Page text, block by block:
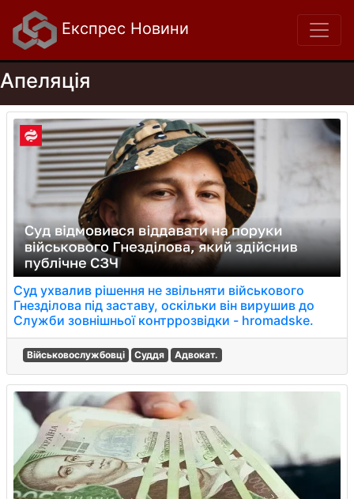
Експрес Новини
Апеляція
Суд ухвалив рішення не звільняти військового
Гнезділова під заставу, оскільки він вирушив до
Служби зовнішньої контррозвідки - hromadske.
Військовослужбовці Суддя Адвокат.